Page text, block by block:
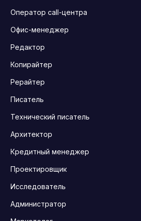
Оператор call-центра
Офис-менеджер
Редактор
Копирайтер
Рерайтер
Писатель
Технический писатель
Архитектор
Кредитный менеджер
Проектировщик
Исследователь
Администратор